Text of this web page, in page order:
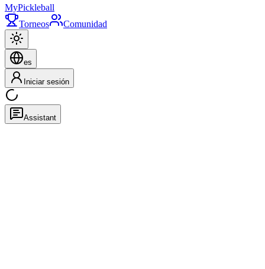
MyPickleball
Torneos
Comunidad
es
Iniciar sesión
Assistant